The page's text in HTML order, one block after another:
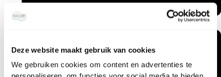
Deze website maakt gebruik van cookies
We gebruiken cookies om content en advertenties te